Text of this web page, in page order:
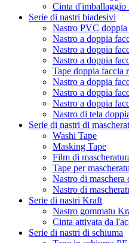
Cinta d'imballaggio
Serie di nastri biadesivi
Nastro PVC doppia
Nastro a doppia
Nastro a doppia
Nastro a doppia
Tape doppia faccia
Nastro a doppia
Nastro a doppia
Nastro a doppia
Nastro di tela
Serie di nastri di
Washi Tape
Masking Tape
Film di
Tape per
Nastro di maschera
Nastro di
Serie di nastri Kraft
Nastro gommatu
Cinta attivata da
Serie di nastri di schiuma